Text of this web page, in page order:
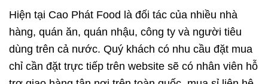
Hiện tại Cao Phát Food là đối tác của nhiều nhà
hàng, quán ăn, quán nhậu, công ty và người tiêu
dùng trên cả nước. Quý khách có nhu cầu đặt mua
chỉ cần đặt trực tiếp trên website sẽ có nhân viên hỗ